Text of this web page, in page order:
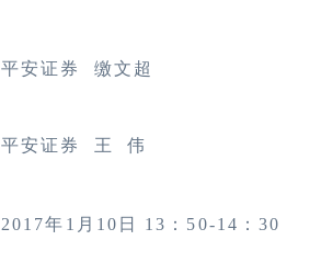
平安证券 缴文超
平安证券 王 伟
2017年1月10日 13：50-14：30